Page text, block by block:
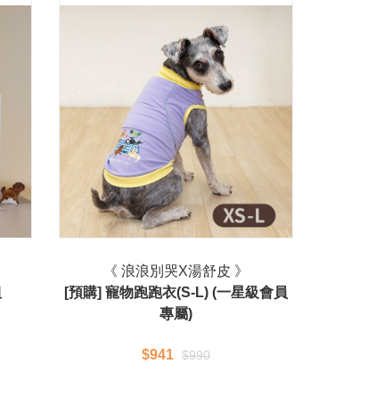
《 浪浪別哭X湯舒皮 》
[預購] 寵物跑跑衣(S-L) (一星級會員
專屬)
$941 $990